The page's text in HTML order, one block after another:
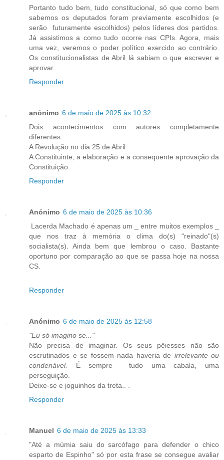
Portanto tudo bem, tudo constitucional, só que como bem
sabemos os deputados foram previamente escolhidos (e
serão futuramente escolhidos) pelos líderes dos partidos.
Já assistimos a como tudo ocorre nas CPIs. Agora, mais
uma vez, veremos o poder político exercido ao contrário.
Os constitucionalistas de Abril lá sabiam o que escrever e
aprovar.
Responder
anónimo 6 de maio de 2025 às 10:32
Dois acontecimentos com autores completamente
diferentes:
A Revolução no dia 25 de Abril.
A Constituinte, a elaboração e a consequente aprovação da
Constituição.
Responder
Anónimo 6 de maio de 2025 às 10:36
Lacerda Machado é apenas um _ entre muitos exemplos _
que nos traz à memória o clima do(s) "reinado"(s)
socialista(s). Ainda bem que lembrou o caso. Bastante
oportuno por comparação ao que se passa hoje na nossa
CS.
Responder
Anónimo 6 de maio de 2025 às 12:58
"Eu só imagino se..."
Não precisa de imaginar. Os seus pêiesses não são
escrutinados e se fossem nada haveria de irrelevante ou
condenável. É sempre tudo uma cabala, uma
perseguição.
Deixe-se e joguinhos da treta.. .
Responder
Manuel 6 de maio de 2025 às 13:33
"Até a múmia saiu do sarcófago para defender o chico
esparto de Espinho" só por esta frase se consegue avaliar